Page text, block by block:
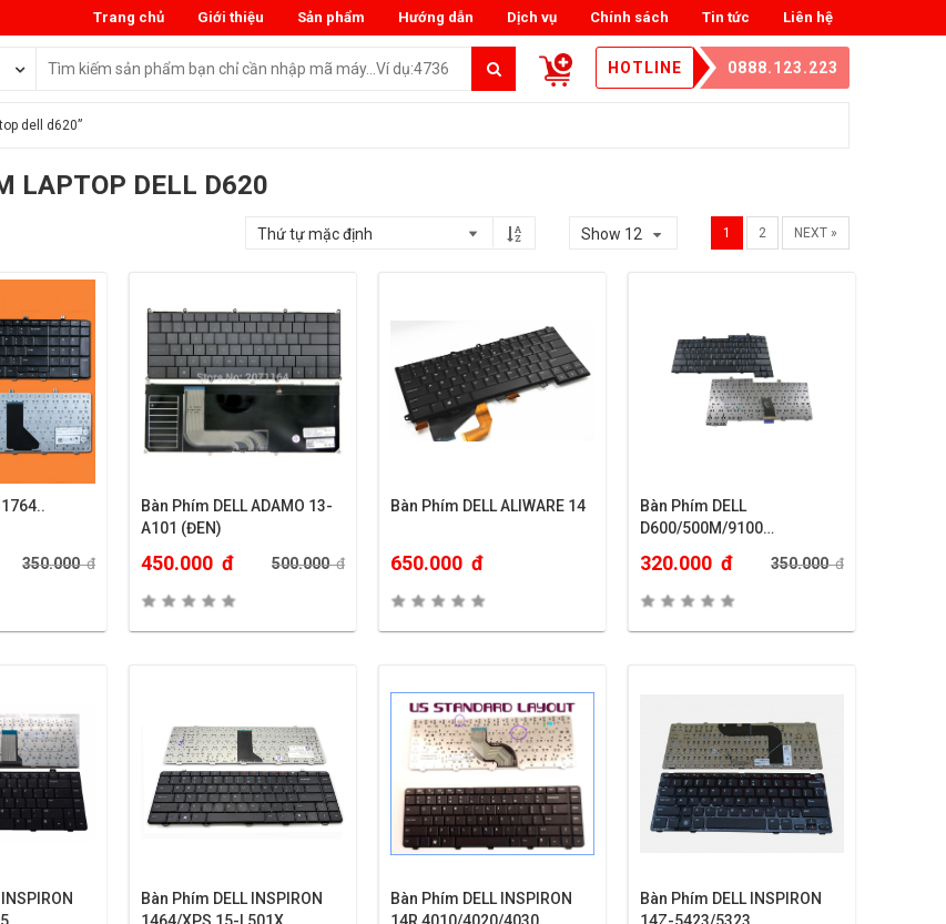
Liên hệ
Tin tức
Chính sách
Dịch vụ
Hướng dẫn
Sản phẩm
Giới thiệu
Trang chủ
HOTLINE 0888.123.223
dell d620”
LAPTOP DELL D620
1 2 NEXT »
Show 12
350.000đ
Bàn Phím DELL ADAMO 13-
A101 (ĐEN)
450.000 đ 500.000đ
Bàn Phím DELL ALIWARE 14
650.000 đ
Bàn Phím DELL
D600/500M/9100…
320.000 đ 350.000đ
Bàn Phím DELL INSPIRON
Bàn Phím DELL INSPIRON
Bàn Phím DELL INSPIRON